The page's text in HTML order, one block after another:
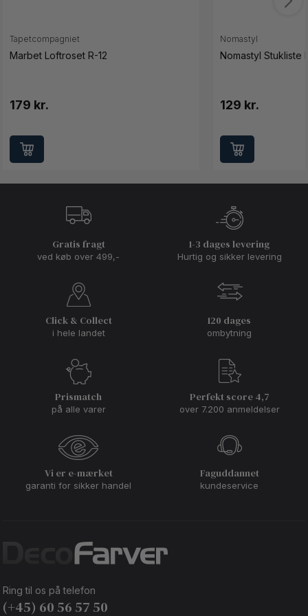
Tapetcompagniet
Marbet Loftroset R-12
179 kr.
Nomastyl
Nomastyl Stukliste
129 kr.
Gratis fragt
ved køb over 499,-
1-3 dages levering
Hurtig og sikker levering
Click & Collect
i hele landet
120 dages
ombytning
Prismatch
på alle varer
Perfekt score 4,7
over 7.200 anmeldelser
Vi er e-mærket
garanti for sikker handel
Faguddannet
kundeservice
Ring til os på telefon
(+45) 60 56 57 50